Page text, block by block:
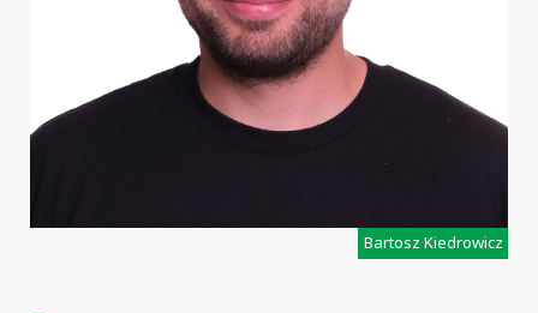
Bartosz Kiedrowicz